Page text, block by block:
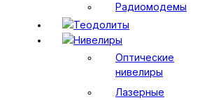
Радиомодемы
Теодолиты
Нивелиры
Оптические
нивелиры
Лазерные